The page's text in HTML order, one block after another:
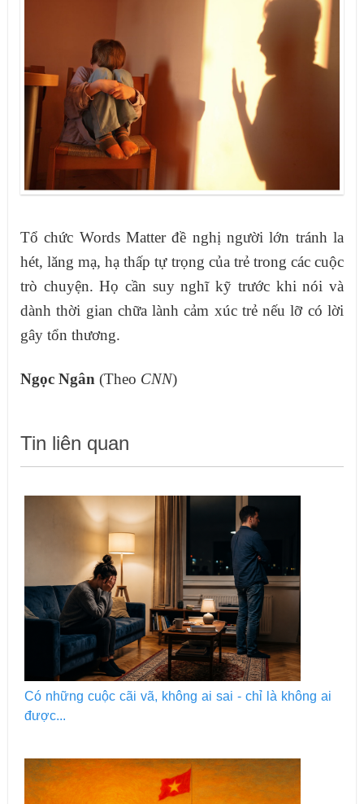
Tổ chức Words Matter đề nghị người lớn tránh la
hét, lăng mạ, hạ thấp tự trọng của trẻ trong các cuộc
trò chuyện. Họ cần suy nghĩ kỹ trước khi nói và
dành thời gian chữa lành cảm xúc trẻ nếu lỡ có lời
gây tổn thương.
Ngọc Ngân (Theo CNN)
Tin liên quan
Có những cuộc cãi vã, không ai sai - chỉ là không ai
được...